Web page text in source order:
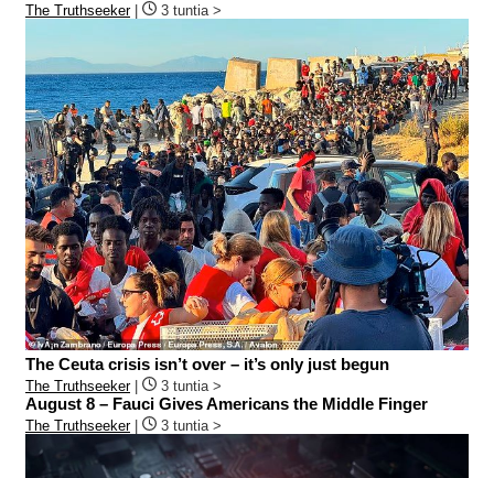
The Truthseeker| 3 tuntia >
The Ceuta crisis isn’t over – it’s only just begun
The Truthseeker| 3 tuntia >
August 8 – Fauci Gives Americans the Middle Finger
The Truthseeker| 3 tuntia >